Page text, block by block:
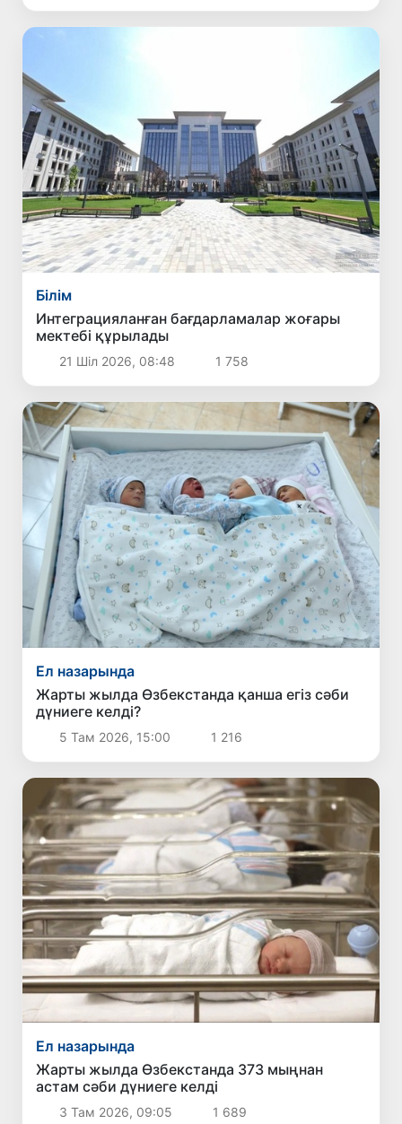
Білім
Интеграцияланған бағдарламалар жоғары
мектебі құрылады
21 Шіл 2026, 08:48 1 758
Ел назарында
Жарты жылда Өзбекстанда қанша егіз сәби
дүниеге келді?
5 Там 2026, 15:00 1 216
Ел назарында
Жарты жылда Өзбекстанда 373 мыңнан
астам сәби дүниеге келді
3 Там 2026, 09:05 1 689